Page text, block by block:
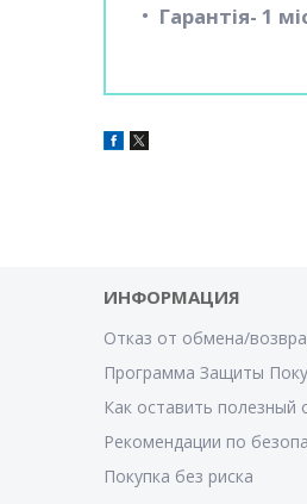
Гарантія- 1
ИНФОРМАЦИЯ
Отказ от обмена/
Программа Защиты
Как оставить полезный
Рекомендации по
Покупка без риска